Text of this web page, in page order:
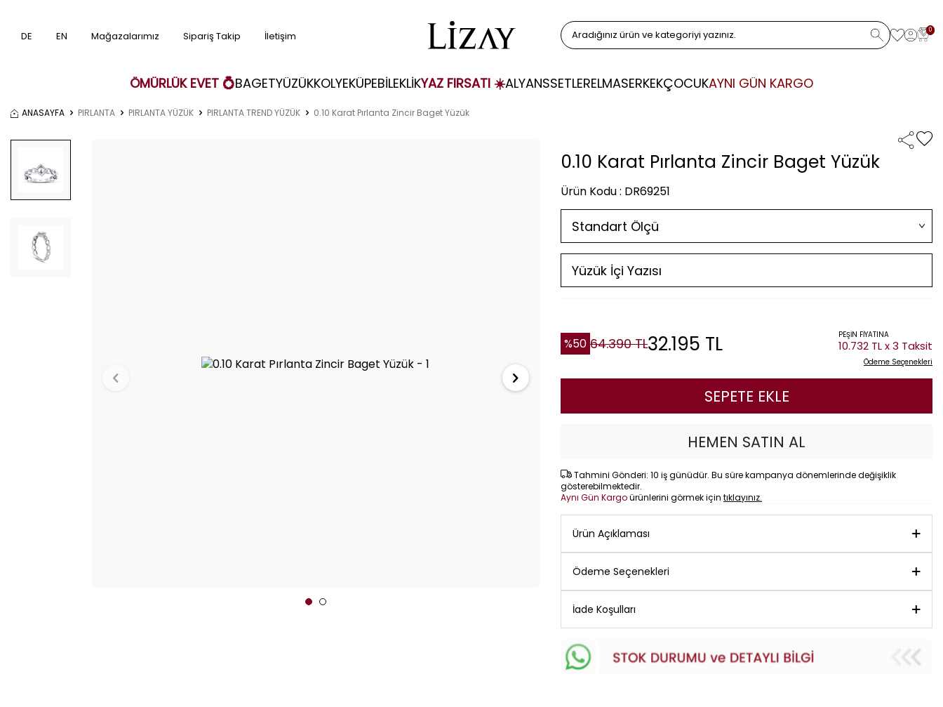
DE EN Mağazalarımız Sipariş Takip İletişim 0
ÖMÜRLÜK EVET 💍BAGETYÜZÜKKOLYEKÜPEBİLEKLİKYAZ FIRSATI ☀️ALYANSSETLERELMASERKEKÇOCUKAYNI GÜN KARGO
ANASAYFA PIRLANTA PIRLANTA YÜZÜK PIRLANTA TREND YÜZÜK 0.10 Karat Pırlanta Zincir Baget Yüzük
0.10 Karat Pırlanta Zincir Baget Yüzük
Ürün Kodu : DR69251
%50 64.390TL32.195 TL PEŞİN FİYATINA
10.732 TL x 3 Taksit
Ödeme Seçenekleri
SEPETE EKLE
HEMEN SATIN AL
Tahmini Gönderi: 10 iş günüdür. Bu süre kampanya dönemlerinde değişiklik
gösterebilmektedir.
Aynı Gün Kargoürünlerini görmek için tıklayınız.
Ürün Açıklaması
Ödeme Seçenekleri
İade Koşulları